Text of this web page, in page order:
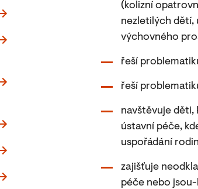
(kolizní
nezletilých dětí,
výchovného
řeší
řeší
navštěvuje děti,
ústavní péče,
uspořádání
zajišťuje
péče nebo